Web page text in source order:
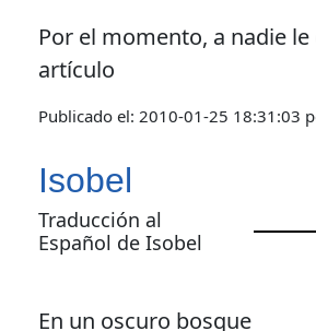
Por el momento, a nadie
artículo
Publicado el: 2010-01-25 18:31:03
Isobel
Traducción al
Español de Isobel
En un oscuro bosque